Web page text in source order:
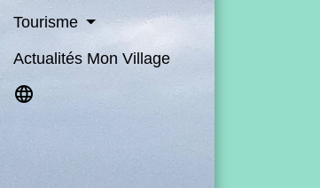
Tourisme
Actualités Mon Village
language